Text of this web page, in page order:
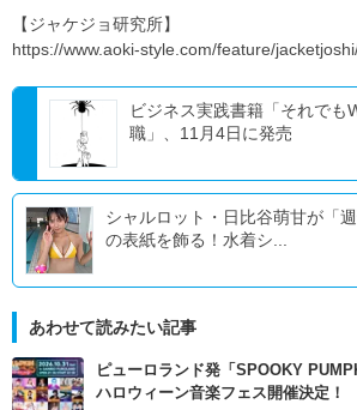
【ジャケジョ研究所】
https://www.aoki-style.com/feature/
ビジネス実践書籍「それでも
職」、11月4日に発売
シャルロット・日比谷萌甘が「
の表紙を飾る！水着シ...
あわせて読みたい記事
ピューロランド発「SPOOKY
ハロウィーン音楽フェス開催決定！